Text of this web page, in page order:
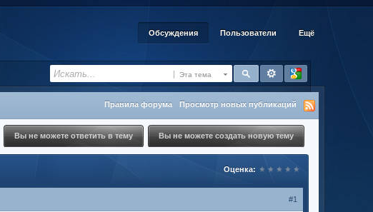
Обсуждения Пользователи Ещё
Эта тема
Правила форума Просмотр новых публикаций
Вы не можете создать новую тему
Вы не можете ответить в тему
Оценка:
#1